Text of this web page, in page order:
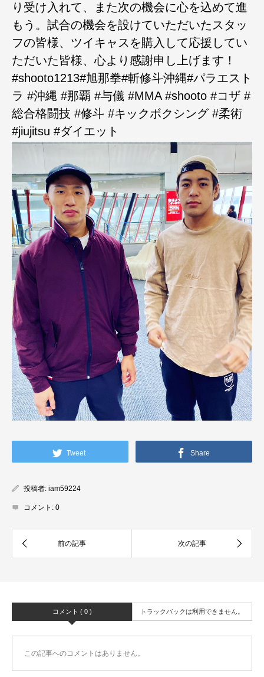
り受け入れて、また次の機会に心を込めて進
もう。試合の機会を設けていただいたスタッ
フの皆様、ツイキャスを購入して応援してい
ただいた皆様、心より感謝申し上げます！
#shooto1213#旭那拳#斬修斗沖縄#パラエスト
ラ #沖縄 #那覇 #与儀 #MMA #shooto #コザ #
総合格闘技 #修斗 #キックボクシング #柔術
#jiujitsu #ダイエット
Tweet Share
投稿者: iam59224
コメント: 0
コメント ( 0 ) トラックバックは利用できません。
この記事へのコメントはありません。